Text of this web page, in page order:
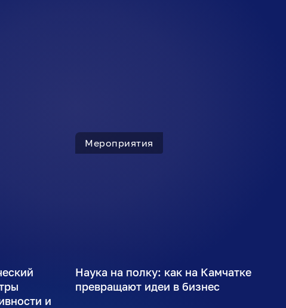
и
Мероприятия
Наука на полку: как на Камчатке
превращают идеи в бизнес